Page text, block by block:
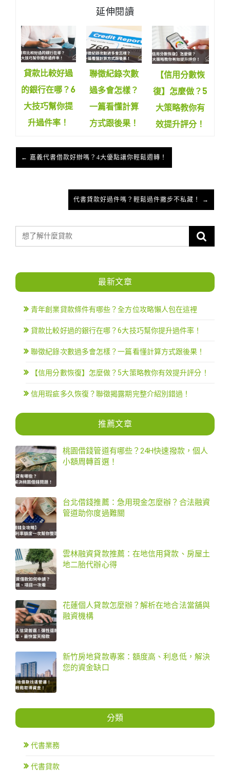
延伸閱讀
貸款比較好過
的銀行在哪？6
大技巧幫你提
升過件率！
聯徵紀錄次數
過多會怎樣？
一篇看懂計算
方式跟後果！
【信用分數恢
復】怎麼做？5
大策略教你有
效提升評分！
← 嘉義代書借款好辦嗎？4大優點讓你輕鬆週轉！
代書貸款好過件嗎？輕鬆過件撇步不私藏！ →
最新文章
青年創業貸款條件有哪些？全方位攻略懶人包在這裡
貸款比較好過的銀行在哪？6大技巧幫你提升過件率！
聯徵紀錄次數過多會怎樣？一篇看懂計算方式跟後果！
【信用分數恢復】怎麼做？5大策略教你有效提升評分！
信用瑕疵多久恢復？聯徵揭露期完整介紹別錯過！
推薦文章
桃園借錢管道有哪些？24H快速撥款，個人
小額周轉首選！
台北借錢推薦：急用現金怎麼辦？合法融資
管道助你度過難關
雲林融資貸款推薦：在地信用貸款、房屋土
地二胎代辦心得
花蓮個人貸款怎麼辦？解析在地合法當舖與
融資機構
新竹房地貸款專案：額度高、利息低，解決
您的資金缺口
分類
代書業務
代書貸款